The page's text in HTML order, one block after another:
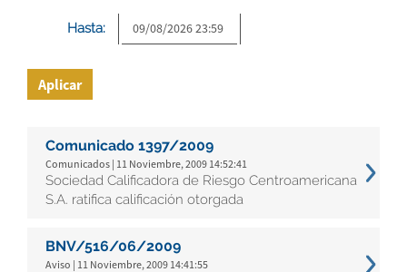
Hasta:
Aplicar
Comunicado 1397/2009
Comunicados | 11 Noviembre, 2009 14:52:41
Sociedad Calificadora de Riesgo Centroamericana
S.A. ratifica calificación otorgada
BNV/516/06/2009
Aviso | 11 Noviembre, 2009 14:41:55